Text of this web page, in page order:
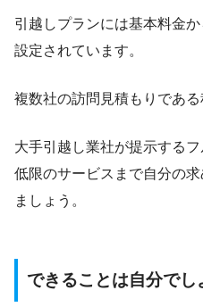
引越しプランには基本料金
設定されています。
複数社の訪問見積もりであ
大手引越し業社が提示する
低限のサービスまで自分の
ましょう。
できることは自分でし